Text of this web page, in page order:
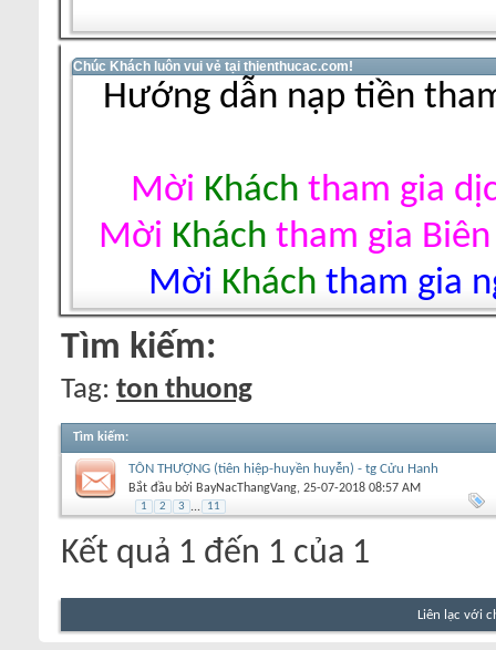
Chúc Khách luôn vui vẻ tại thienthucac.com!
Hướng dẫn nạp tiền
Mời Khách tham gia
Mời Khách tham gia
Mời Khách tham gia
Tìm kiếm:
Tag: ton thuong
Tìm kiếm:
TÔN THƯỢNG (tiên hiệp-huyền huyễn) - tg Cửu Hanh
Bắt đầu bởi BayNacThangVang‎, 25-07-2018 08:57 AM
1 2 3 ... 11
Kết quả 1 đến 1 của 1
Liên lạc với